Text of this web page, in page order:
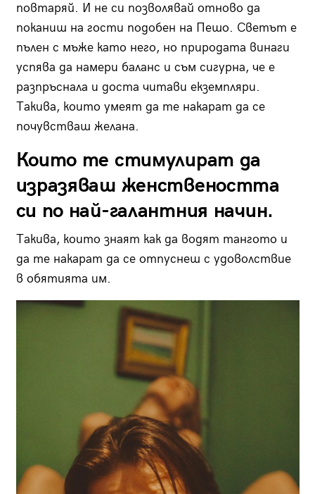
повтаряй. И не си позволявай отново да
поканиш на гости подобен на Пешо. Светът е
пълен с мъже като него, но природата винаги
успява да намери баланс и съм сигурна, че е
разпръснала и доста читави екземпляри.
Такива, които умеят да те накарат да се
почувстваш желана.
Които те стимулират да
изразяваш женствеността
си по най-галантния начин.
Такива, които знаят как да водят тангото и
да те накарат да се отпуснеш с удоволствие
в обятията им.